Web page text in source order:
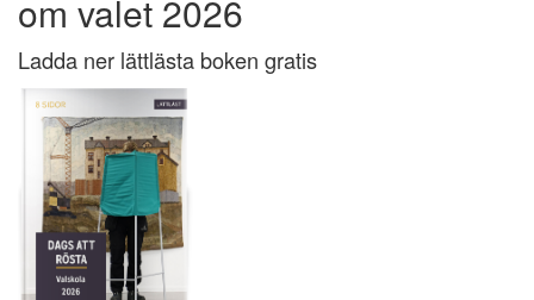
om valet 2026
Ladda ner lättlästa boken gratis